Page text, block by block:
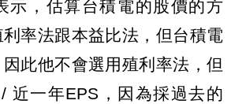
示，估算台積電的股價的方
率法跟本益比法，但台積電
此他不會選用殖利率法，但
近一年EPS，因為採過去的